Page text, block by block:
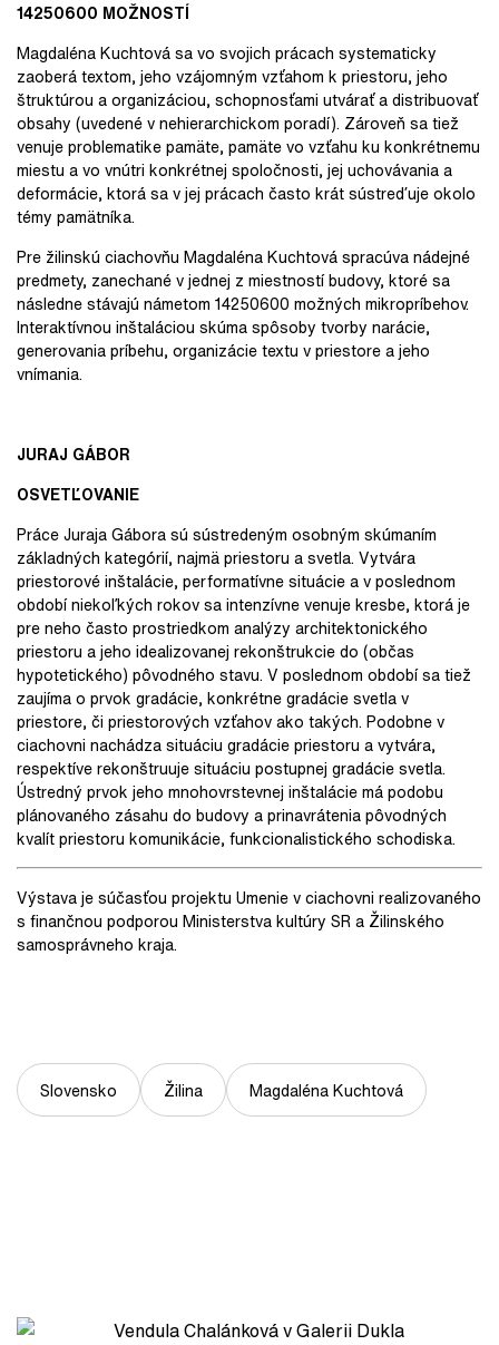
14250600 MOŽNOSTÍ
Magdaléna Kuchtová sa vo svojich prácach systematicky
zaoberá textom, jeho vzájomným vzťahom k priestoru, jeho
štruktúrou a organizáciou, schopnosťami utvárať a distribuovať
obsahy (uvedené v nehierarchickom poradí). Zároveň sa tiež
venuje problematike pamäte, pamäte vo vzťahu ku konkrétnemu
miestu a vo vnútri konkrétnej spoločnosti, jej uchovávania a
deformácie, ktorá sa v jej prácach často krát sústreďuje okolo
témy pamätníka.
Pre žilinskú ciachovňu Magdaléna Kuchtová spracúva nádejné
predmety, zanechané v jednej z miestností budovy, ktoré sa
následne stávajú námetom 14250600 možných mikropríbehov.
Interaktívnou inštaláciou skúma spôsoby tvorby narácie,
generovania príbehu, organizácie textu v priestore a jeho
vnímania.
JURAJ GÁBOR
OSVETĽOVANIE
Práce Juraja Gábora sú sústredeným osobným skúmaním
základných kategórií, najmä priestoru a svetla. Vytvára
priestorové inštalácie, performatívne situácie a v poslednom
období niekoľkých rokov sa intenzívne venuje kresbe, ktorá je
pre neho často prostriedkom analýzy architektonického
priestoru a jeho idealizovanej rekonštrukcie do (občas
hypotetického) pôvodného stavu. V poslednom období sa tiež
zaujíma o prvok gradácie, konkrétne gradácie svetla v
priestore, či priestorových vzťahov ako takých. Podobne v
ciachovni nachádza situáciu gradácie priestoru a vytvára,
respektíve rekonštruuje situáciu postupnej gradácie svetla.
Ústredný prvok jeho mnohovrstevnej inštalácie má podobu
plánovaného zásahu do budovy a prinavrátenia pôvodných
kvalít priestoru komunikácie, funkcionalistického schodiska.
Výstava je súčasťou projektu Umenie v ciachovni realizovaného
s finančnou podporou Ministerstva kultúry SR a Žilinského
samosprávneho kraja.
Slovensko Žilina Magdaléna Kuchtová